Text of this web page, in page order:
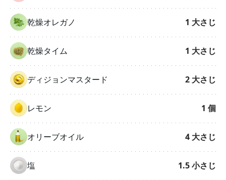
乾燥オレガノ 1 大さじ
乾燥タイム 1 大さじ
ディジョンマスタード 2 大さじ
レモン 1 個
オリーブオイル 4 大さじ
塩 1.5小さじ